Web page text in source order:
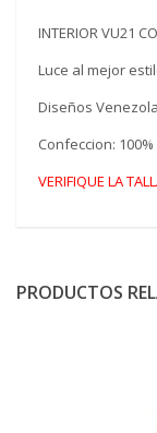
INTERIOR VU21
Luce al mejor
Diseños
Confeccion:
VERIFIQUE LA
PRODUCTOS